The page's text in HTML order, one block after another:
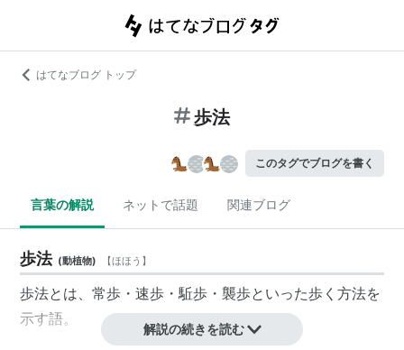
はてなブログ トップ
歩法
このタグでブログを書く
言葉の解説 ネットで話題 関連ブログ
歩法 (動植物) 【ほほう 】
歩法とは、常歩 ・速歩 ・駈歩 ・襲歩といった歩く方法を
示す語。
解説の続きを読む